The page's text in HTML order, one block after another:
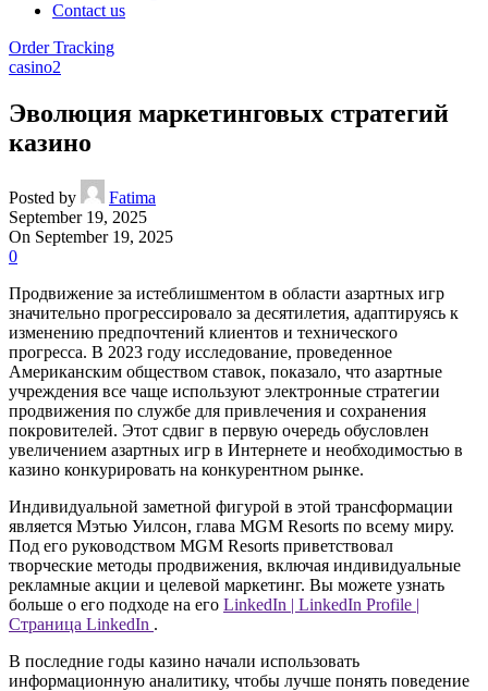
Contact us
Order Tracking
casino2
Эволюция маркетинговых стратегий
казино
Posted by
Fatima
September 19, 2025
On September 19, 2025
0
Продвижение за истеблишментом в области азартных игр
значительно прогрессировало за десятилетия, адаптируясь к
изменению предпочтений клиентов и технического
прогресса. В 2023 году исследование, проведенное
Американским обществом ставок, показало, что азартные
учреждения все чаще используют электронные стратегии
продвижения по службе для привлечения и сохранения
покровителей. Этот сдвиг в первую очередь обусловлен
увеличением азартных игр в Интернете и необходимостью в
казино конкурировать на конкурентном рынке.
Индивидуальной заметной фигурой в этой трансформации
является Мэтью Уилсон, глава MGM Resorts по всему миру.
Под его руководством MGM Resorts приветствовал
творческие методы продвижения, включая индивидуальные
рекламные акции и целевой маркетинг. Вы можете узнать
больше о его подходе на его LinkedIn | LinkedIn Profile |
Страница LinkedIn .
В последние годы казино начали использовать
информационную аналитику, чтобы лучше понять поведение